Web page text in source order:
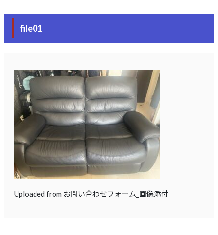
file01
Uploaded from お問い合わせフォーム_画像添付